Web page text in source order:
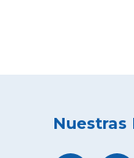
Nuestras